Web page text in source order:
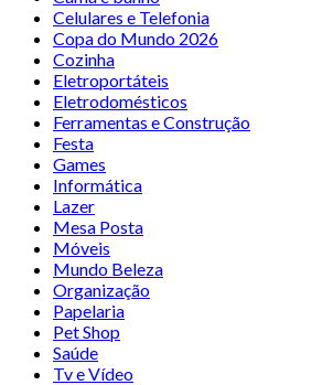
Celulares e Telefonia
Copa do Mundo 2026
Cozinha
Eletroportáteis
Eletrodomésticos
Ferramentas e Construção
Festa
Games
Informática
Lazer
Mesa Posta
Móveis
Mundo Beleza
Organização
Papelaria
Pet Shop
Saúde
Tv e Vídeo